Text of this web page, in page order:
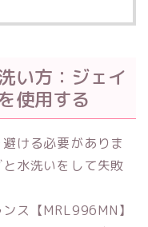
い方：ジェイ
使用する
ける必要がありま
水洗いをして失敗
ス【MRL996MN】